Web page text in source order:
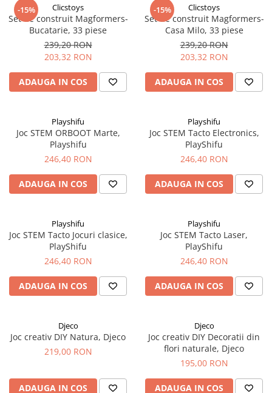
-15% Clicstoys
Set de construit Magformers-
Bucatarie, 33 piese
239,20 RON
203,32 RON
ADAUGA IN COS
-15% Clicstoys
Set de construit Magformers-
Casa Milo, 33 piese
239,20 RON
203,32 RON
ADAUGA IN COS
Playshifu
Joc STEM ORBOOT Marte,
Playshifu
246,40 RON
ADAUGA IN COS
Playshifu
Joc STEM Tacto Electronics,
PlayShifu
246,40 RON
ADAUGA IN COS
Playshifu
Joc STEM Tacto Jocuri clasice,
PlayShifu
246,40 RON
ADAUGA IN COS
Playshifu
Joc STEM Tacto Laser,
PlayShifu
246,40 RON
ADAUGA IN COS
Djeco
Joc creativ DIY Natura, Djeco
219,00 RON
ADAUGA IN COS
Djeco
Joc creativ DIY Decoratii din
flori naturale, Djeco
195,00 RON
ADAUGA IN COS